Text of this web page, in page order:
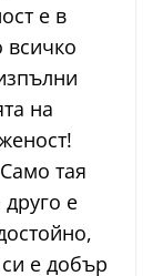
е в
всичко
на
тая
е
си е добър